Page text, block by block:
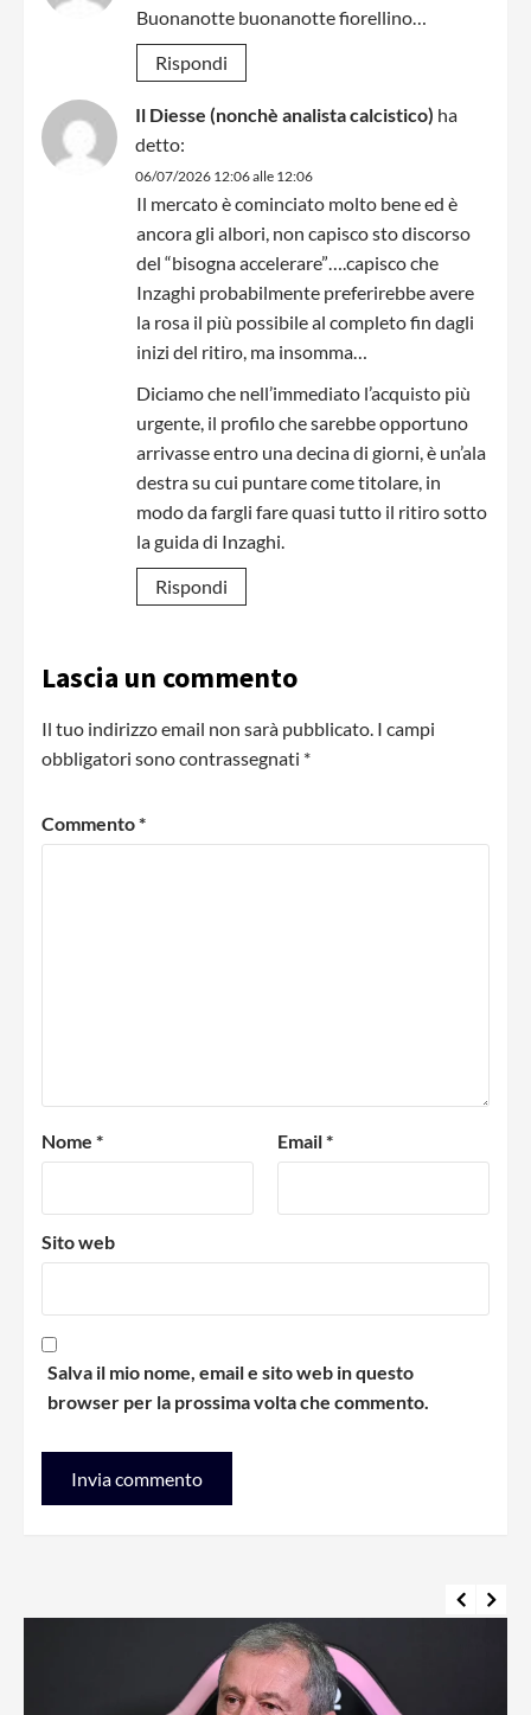
Buonanotte buonanotte fiorellino…
Rispondi
Il Diesse (nonchè analista calcistico) ha
detto:
06/07/2026 12:06 alle 12:06
Il mercato è cominciato molto bene ed è
ancora gli albori, non capisco sto discorso
del “bisogna accelerare”….capisco che
Inzaghi probabilmente preferirebbe avere
la rosa il più possibile al completo fin dagli
inizi del ritiro, ma insomma…
Diciamo che nell’immediato l’acquisto più
urgente, il profilo che sarebbe opportuno
arrivasse entro una decina di giorni, è un’ala
destra su cui puntare come titolare, in
modo da fargli fare quasi tutto il ritiro sotto
la guida di Inzaghi.
Rispondi
Lascia un commento
Il tuo indirizzo email non sarà pubblicato. I campi
obbligatori sono contrassegnati *
Commento*
Nome * Email*
Sito web
Salva il mio nome, email e sito web in questo
browser per la prossima volta che commento.